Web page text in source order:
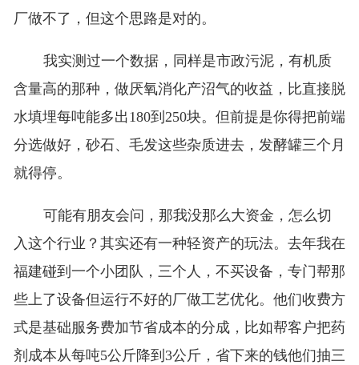
厂做不了，但这个思路是对的。
我实测过一个数据，同样是市政污泥，有机质
含量高的那种，做厌氧消化产沼气的收益，比直接脱
水填埋每吨能多出180到250块。但前提是你得把前端
分选做好，砂石、毛发这些杂质进去，发酵罐三个月
就得停。
可能有朋友会问，那我没那么大资金，怎么切
入这个行业？其实还有一种轻资产的玩法。去年我在
福建碰到一个小团队，三个人，不买设备，专门帮那
些上了设备但运行不好的厂做工艺优化。他们收费方
式是基础服务费加节省成本的分成，比如帮客户把药
剂成本从每吨5公斤降到3公斤，省下来的钱他们抽三